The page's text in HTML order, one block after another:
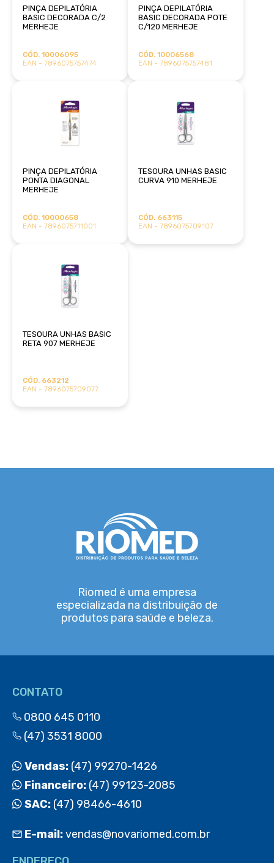
PINÇA DEPILATÓRIA
BASIC DECORADA C/2
MERHEJE
CÓD. 10006095
EAN - 7896075757474
PINÇA DEPILATÓRIA
BASIC DECORADA POTE
C/120 MERHEJE
CÓD. 10006568
EAN - 7896075757481
PINÇA DEPILATÓRIA
PONTA DIAGONAL
MERHEJE
CÓD. 10000658
EAN - 7896075711001
TESOURA UNHAS BASIC
CURVA 910 MERHEJE
CÓD. 663115
EAN - 7896075709107
TESOURA UNHAS BASIC
RETA 907 MERHEJE
CÓD. 663212
EAN - 7896075709077
Riomed é uma empresa
especializada na distribuição de
produtos para saúde e beleza.
CONTATO
0800 645 0110
(47) 3531 8000
Vendas: (47) 99270-1426
Financeiro: (47) 99123-2085
SAC: (47) 98466-4610
E-mail:vendas@novariomed.com.br